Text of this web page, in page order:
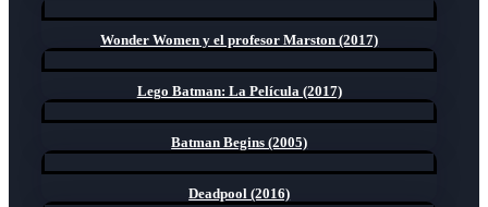
Wonder Women y el profesor Marston (2017)
Lego Batman: La Película (2017)
Batman Begins (2005)
Deadpool (2016)